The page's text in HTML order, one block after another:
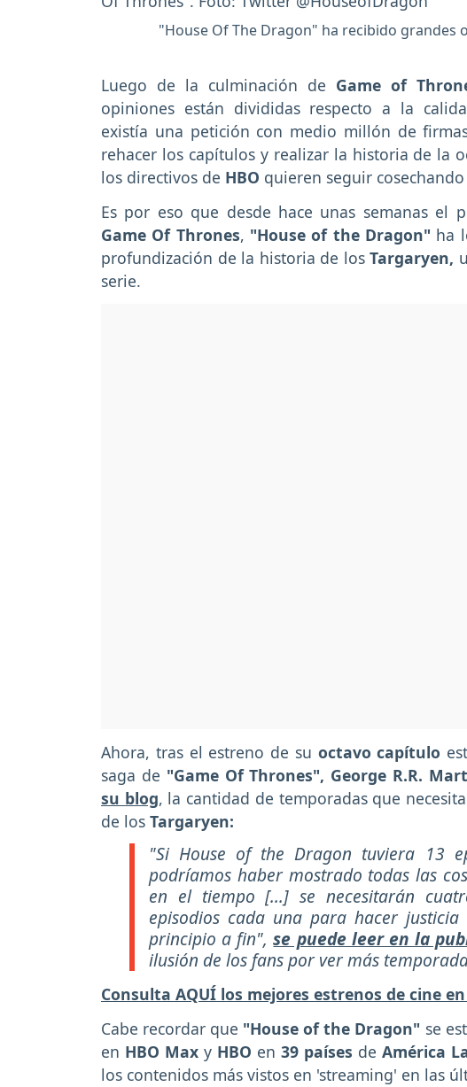
"House Of The Dragon" ha recibido grandes
Luego de la culminación de Game of
opiniones están divididas respecto a la
existía una petición con medio millón de
rehacer los capítulos y realizar la historia de la
los directivos de HBO quieren seguir
Es por eso que desde hace unas semanas el
Game Of Thrones, "House of the Dragon" ha
profundización de la historia de los Targaryen,
serie.
Ahora, tras el estreno de su octavo capítulo
saga de "Game Of Thrones", George R.R.
su blog, la cantidad de temporadas que
de los Targaryen:
"Si House of the Dragon tuviera 13
podríamos haber mostrado todas las
en el tiempo [...] se necesitarán
episodios cada una para hacer
principio a fin", se puede leer en la
ilusión de los fans por ver más
Consulta AQUÍ los mejores estrenos de cine
Cabe recordar que "House of the Dragon" se
en HBO Max y HBO en 39 países de América
los contenidos más vistos en 'streaming' en las